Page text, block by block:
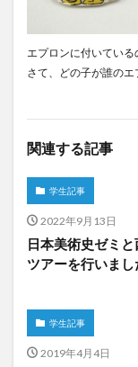
エプロンに付いている
さて、どの子が誰の
関連する記事
学生記事
2022年9月13日
日本美術史ゼミ
ツアーを行いまし
学生記事
2019年4月4日